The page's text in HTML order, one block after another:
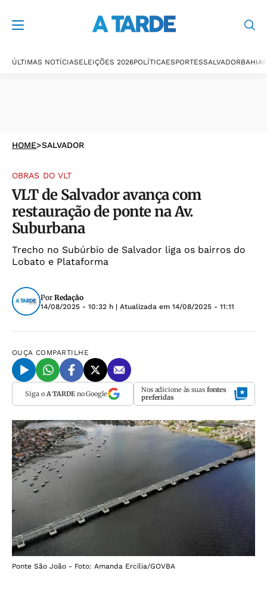
ÚLTIMAS NOTÍCIASELEIÇÕES 2026POLÍTICAESPORTESSALVADORBAHIA
HOME>SALVADOR
OBRAS DO VLT
VLT de Salvador avança com
restauração de ponte na Av.
Suburbana
Trecho no Subúrbio de Salvador liga os bairros do
Lobato e Plataforma
Por Redação
14/08/2025 - 10:32 h | Atualizada em 14/08/2025 - 11:11
OUÇA COMPARTILHE
Siga o A TARDEno Google Nos adicione às suas fontes
preferidas
Ponte São João - Foto: Amanda Ercília/GOVBA